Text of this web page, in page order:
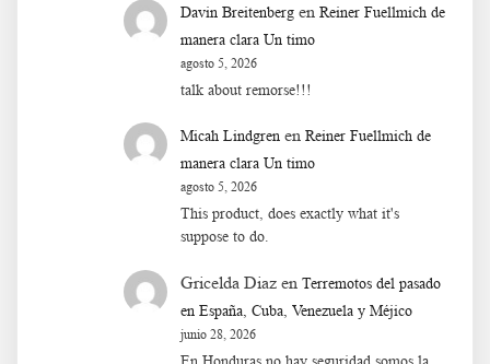
Davin Breitenberg en Reiner Fuellmich de
manera clara Un timo
agosto 5, 2026
talk about remorse!!!
Micah Lindgren en Reiner Fuellmich de
manera clara Un timo
agosto 5, 2026
This product, does exactly what it's
suppose to do.
Gricelda Diaz en Terremotos del pasado
en España, Cuba, Venezuela y Méjico
junio 28, 2026